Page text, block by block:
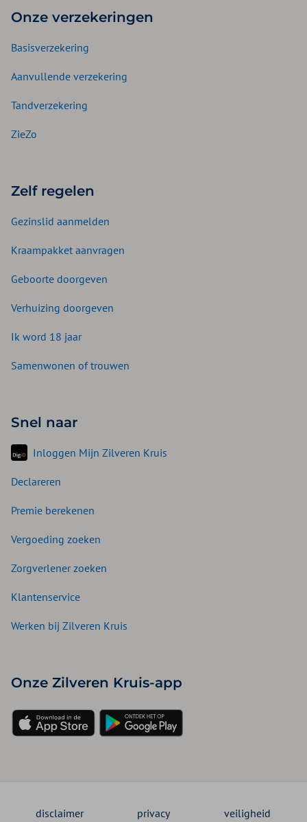
Onze verzekeringen
Basisverzekering
Aanvullende verzekering
Tandverzekering
ZieZo
Zelf regelen
Gezinslid aanmelden
Kraampakket aanvragen
Geboorte doorgeven
Verhuizing doorgeven
Ik word 18 jaar
Samenwonen of trouwen
Snel naar
Inloggen Mijn Zilveren Kruis
Declareren
Premie berekenen
Vergoeding zoeken
Zorgverlener zoeken
Klantenservice
Werken bij Zilveren Kruis
Onze Zilveren Kruis-app
disclaimer privacy veiligheid